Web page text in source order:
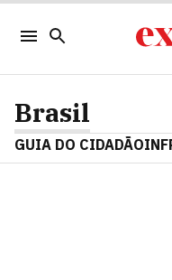
Brasil
GUIA DO CIDADÃO